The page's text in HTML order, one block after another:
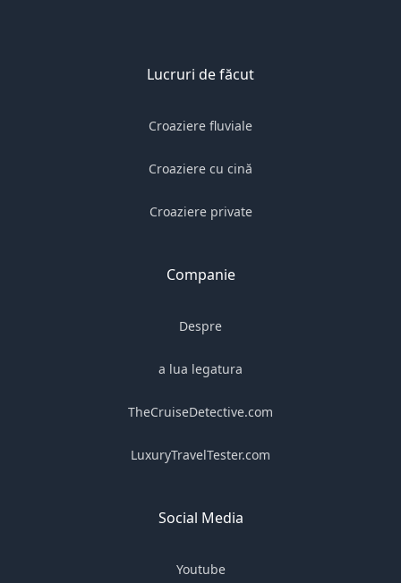
Lucruri de făcut
Croaziere fluviale
Croaziere cu cină
Croaziere private
Companie
Despre
a lua legatura
TheCruiseDetective.com
LuxuryTravelTester.com
Social Media
Youtube